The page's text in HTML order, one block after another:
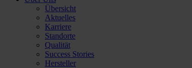
Übersicht
Aktuelles
Karriere
Standorte
Qualität
Success Stories
Hersteller